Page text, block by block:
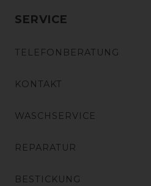
SERVICE
TELEFONBERATUNG
KONTAKT
WASCHSERVICE
REPARATUR
BESTICKUNG